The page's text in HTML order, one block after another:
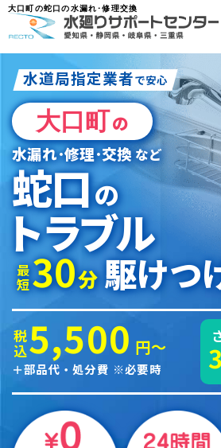
大口町の蛇口の水漏れ･修理交換
水道局指定業者 で安心
大口町の
水漏れ･修理･交換 など
蛇口の
トラブル
最短30分 駆けつ
税込5,500 円～
＋部品代・処分費 ※必要時